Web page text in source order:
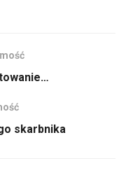
skarbnika